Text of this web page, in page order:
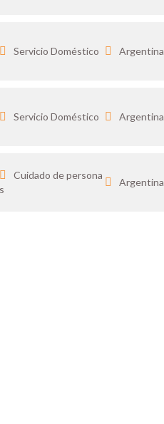
Servicio Doméstico Argentina
Servicio Doméstico Argentina
Cuidado de persona
s
Argentina